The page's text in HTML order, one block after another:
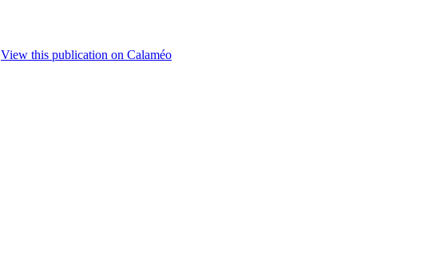
View this publication on Calaméo